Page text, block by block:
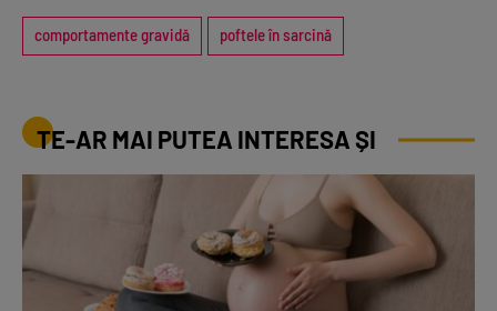
comportamente gravidă poftele în sarcină
TE-AR MAI PUTEA INTERESA ȘI